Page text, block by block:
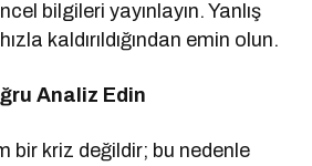
bilgileri yayınlayın. Yanlış
kaldırıldığından emin olun.
Analiz Edin
bir kriz değildir; bu nedenle